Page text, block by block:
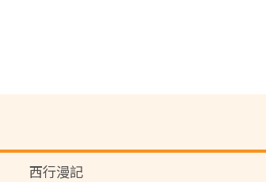
西行漫記